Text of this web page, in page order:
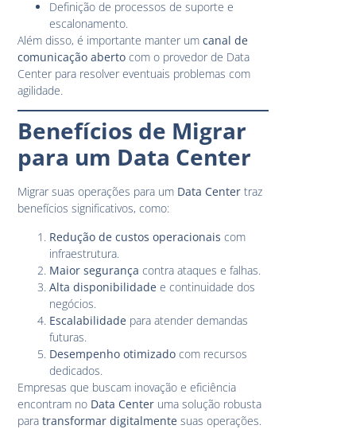
Definição de processos de suporte e
escalonamento.
Além disso, é importante manter umcanal de
comunicação aberto com o provedor de Data
Center para resolver eventuais problemas com
agilidade.
Benefícios de Migrar
para um Data Center
Migrar suas operações para um Data Center traz
benefícios significativos, como:
Redução de custos operacionais com
infraestrutura.
Maior segurança contra ataques e falhas.
Alta disponibilidade e continuidade dos
negócios.
Escalabilidade para atender demandas
futuras.
Desempenho otimizado com recursos
dedicados.
Empresas que buscam inovação e eficiência
encontram no Data Center uma solução robusta
paratransformar digitalmente suas operações.